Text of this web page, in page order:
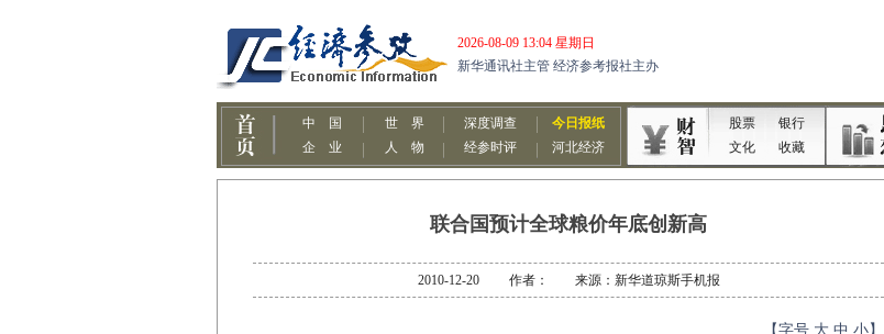
联合国预计全球粮价年底创新高
2010-12-20 作者： 来源：新华道琼斯手机报
【字号 大 中 小】